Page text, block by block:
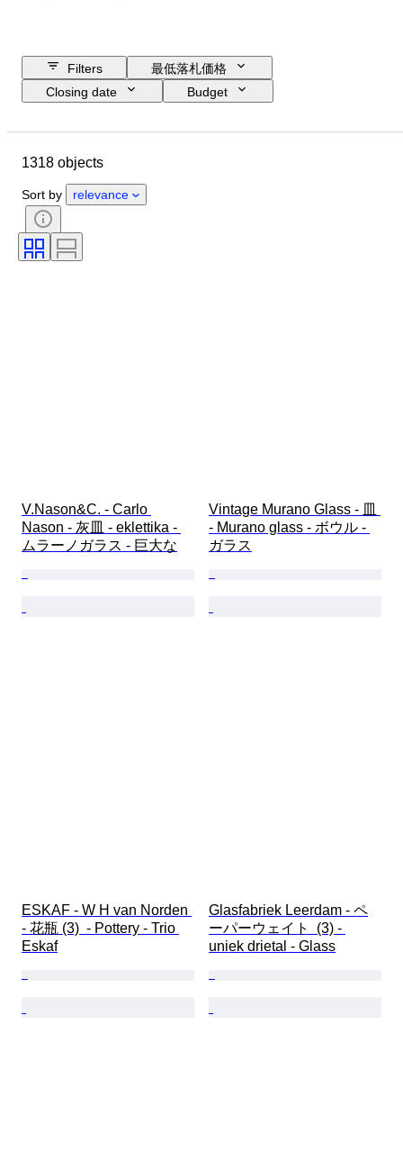
Filters
最低落札価格
Closing date
Budget
Country of origin
コンディション
鑑定書
スタイル
時代
1318 objects
Sort by relevance
V.Nason&C. - Carlo
Nason - 灰皿 - eklettika -
ムラーノガラス - 巨大な
Vintage Murano Glass - 皿
- Murano glass - ボウル -
ガラス
ESKAF - W H van Norden
- 花瓶 (3)  - Pottery - Trio
Eskaf
Glasfabriek Leerdam - ペ
ーパーウェイト  (3) -
uniek drietal - Glass